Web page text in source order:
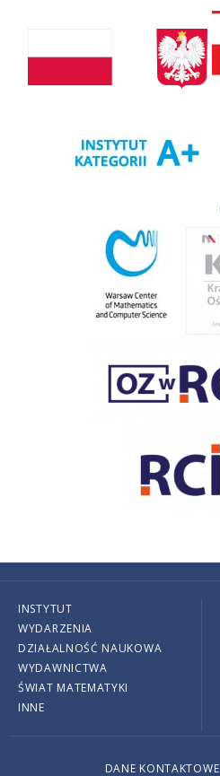
INSTYTUT
WYDARZENIA
DZIAŁALNOŚĆ NAUKOWA
WYDAWNICTWA
ŚWIAT MATEMATYKI
INNE
DANE KONTAKTOWE